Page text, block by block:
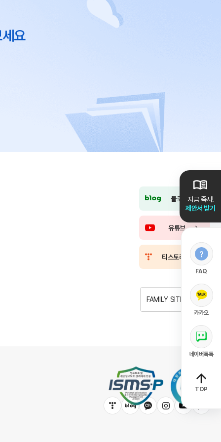
지금 즉시!
제안서 받기
FAQ
카카오
네이버톡톡
TOP
요
블로그
유튜브
티스토리
FAMILY SITE